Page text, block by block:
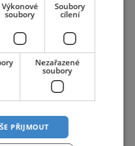
3 5
Výkonové
soubory
Soubory
cílení
Nezařazené
soubory
PŘIJMOUT